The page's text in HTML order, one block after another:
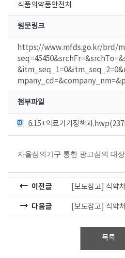
식품의약품안전처
원문링크
https://www.mfds.go.kr/brd/
첨부파일
6.15+의료기기정책과
자율심의기구 통한 광고심의 대
이전글
다음글
목록